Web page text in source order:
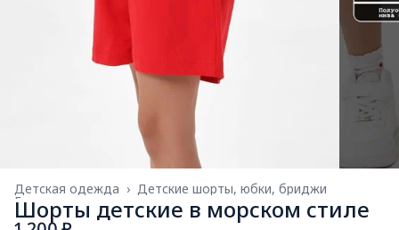
Детские шорты, юбки, бриджи
Детская одежда ›
Главная
Шорты детские в морском стиле